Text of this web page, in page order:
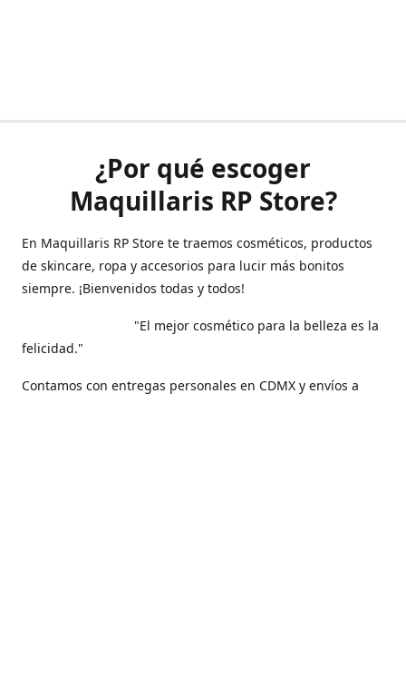
¿Por qué escoger
Maquillaris RP Store?
En Maquillaris RP Store te traemos cosméticos, productos
de skincare, ropa y accesorios para lucir más bonitos
siempre. ¡Bienvenidos todas y todos!
"El mejor cosmético para la belleza es la
felicidad."
Contamos con entregas personales en CDMX y envíos a